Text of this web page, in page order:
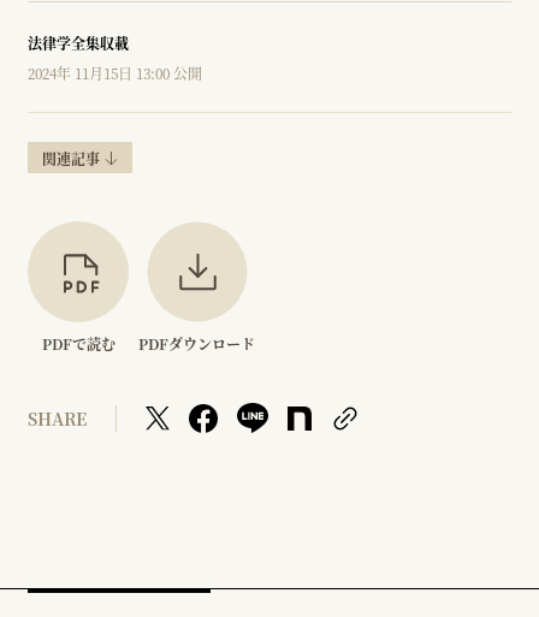
法律学全集収載
2024年 11月15日 13:00 公開
関連記事
PDFで読む PDFダウンロード
SHARE